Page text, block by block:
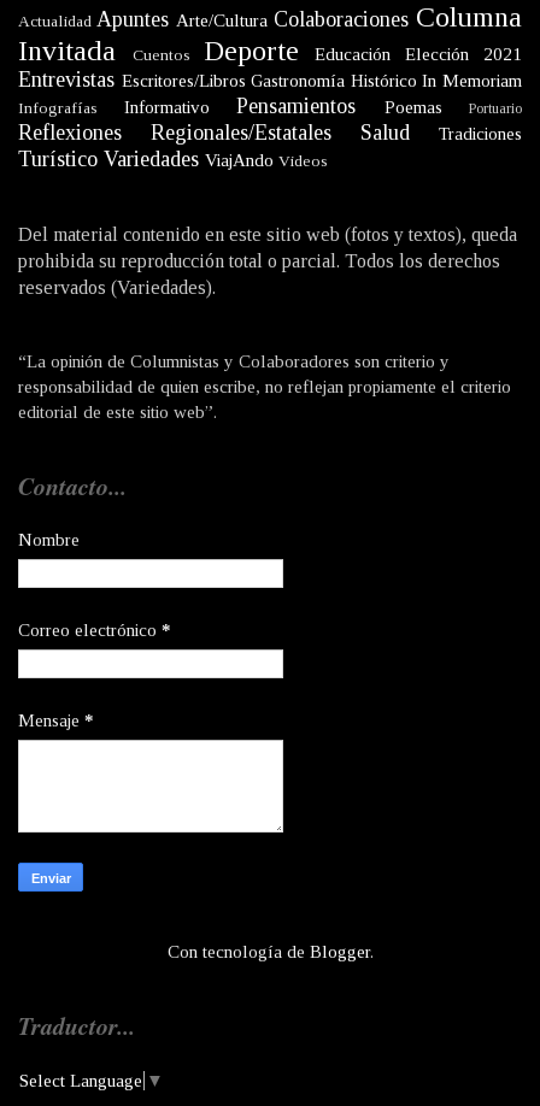
Actualidad Apuntes Arte/Cultura Colaboraciones Columna
Invitada
Cuentos Deporte Educación Elección 2021
Entrevistas Escritores/Libros Gastronomía Histórico In Memoriam
Infografías Informativo Pensamientos Poemas Portuario
Reflexiones Regionales/Estatales Salud Tradiciones
Turístico Variedades ViajAndo Videos
Del material contenido en este sitio web (fotos y textos), queda
prohibida su reproducción total o parcial. Todos los derechos
reservados (Variedades).
“La opinión de Columnistas y Colaboradores son criterio y
responsabilidad de quien escribe, no reflejan propiamente el criterio
editorial de este sitio web”.
Contacto...
Nombre
Correo electrónico *
Mensaje *
Con tecnología de Blogger.
Traductor...
Select Language ▼